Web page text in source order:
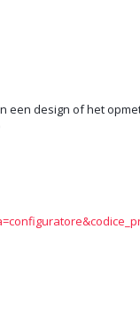
een design of het